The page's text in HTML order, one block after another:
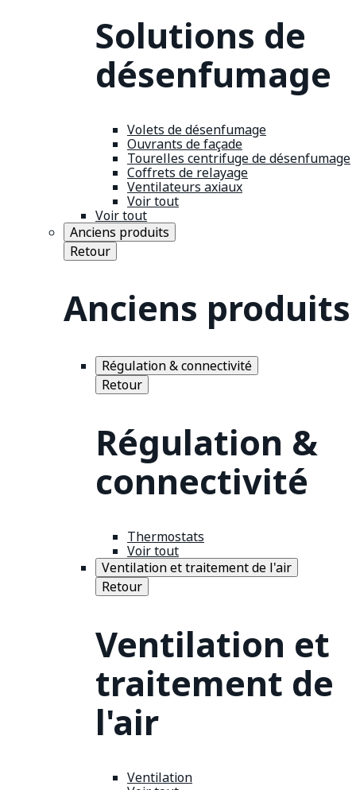
Solutions de
désenfumage
Volets de désenfumage
Ouvrants de façade
Tourelles centrifuge de désenfumage
Coffrets de relayage
Ventilateurs axiaux
Voir tout
Voir tout
Anciens produits
Retour
Anciens produits
Régulation & connectivité
Retour
Régulation &
connectivité
Thermostats
Voir tout
Ventilation et traitement de l'air
Retour
Ventilation et
traitement de
l'air
Ventilation